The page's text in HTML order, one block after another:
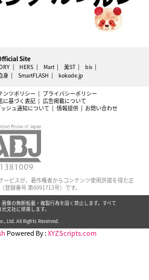
Site
HERS Mart 美ST
bis
身 SmartFLASH kokode.jp
ンツポリシー
プライバシーポリシー
に基づく表記
広告掲載について
シュ通知について 情報提供 お問い合わせ
ビスが、著作権者からコンテンツ使用許諾を得た正
録番号 第6091713号）です。
像の無断転載・複製行為を固く禁止します。すべて
文社に帰属します。
Ltd. All Rights Reserved.
Powered By :XYZScripts.com